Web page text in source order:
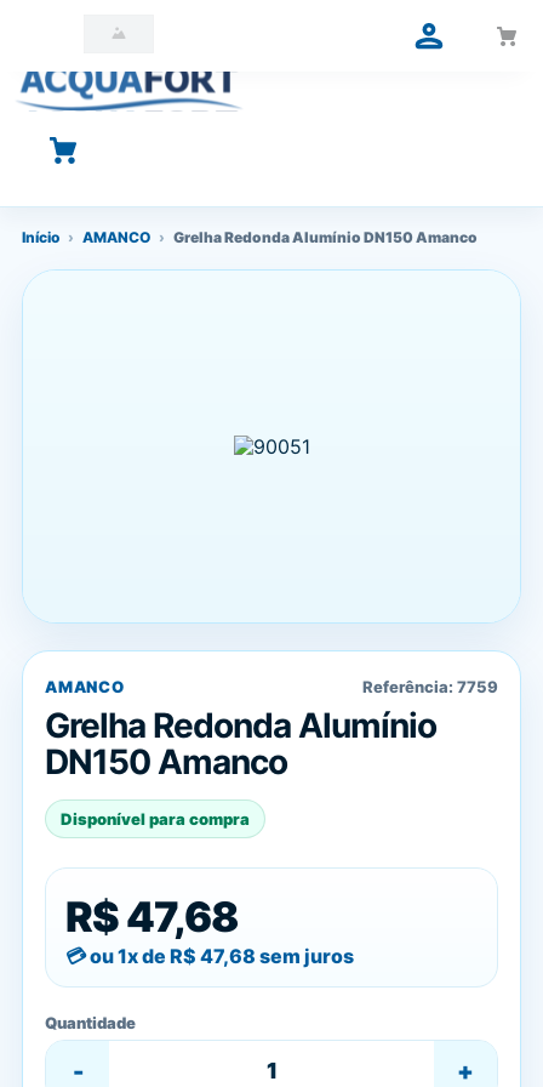
O que você está procurando?
Início › AMANCO › Grelha Redonda Alumínio DN150 Amanco
AMANCO Referência: 7759
Grelha Redonda Alumínio
DN150 Amanco
Disponível para compra
R$ 47,68
ou 1x de R$ 47,68 sem juros
Quantidade
- +